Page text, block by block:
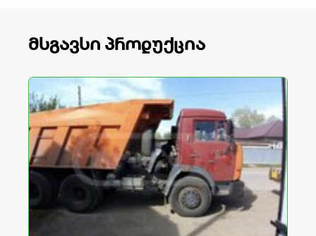
მსგავსი პროდუქცია